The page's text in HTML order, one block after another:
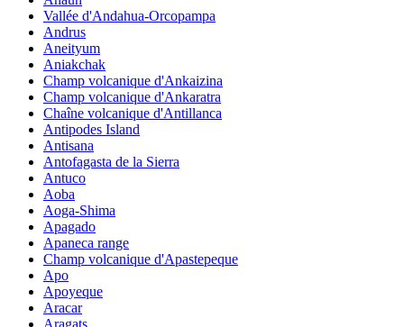
Vallée d'Andahua-Orcopampa
Andrus
Aneityum
Aniakchak
Champ volcanique d'Ankaizina
Champ volcanique d'Ankaratra
Chaîne volcanique d'Antillanca
Antipodes Island
Antisana
Antofagasta de la Sierra
Antuco
Aoba
Aoga-Shima
Apagado
Apaneca range
Champ volcanique d'Apastepeque
Apo
Apoyeque
Aracar
Aragats